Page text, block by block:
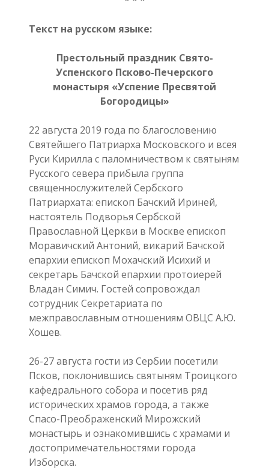
Текст на русском языке:
Престольный праздник Свято-
Успенского Псково-Печерского
монастыря «Успение Пресвятой
Богородицы»
22 августа 2019 года по благословению
Святейшего Патриарха Московского и всея
Руси Кирилла с паломничеством к святыням
Русского севера прибыла группа
священнослужителей Сербского
Патриархата: епископ Бачский Ириней,
настоятель Подворья Сербской
Православной Церкви в Москве епископ
Моравичский Антоний, викарий Бачской
епархии епископ Мохачский Исихий и
секретарь Бачской епархии протоиерей
Владан Симич. Гостей сопровождал
сотрудник Секретариата по
межправославным отношениям ОВЦС А.Ю.
Хошев.
26-27 августа гости из Сербии посетили
Псков, поклонившись святыням Троицкого
кафедрального собора и посетив ряд
исторических храмов города, а также
Спасо-Преображенский Мирожский
монастырь и ознакомившись с храмами и
достопримечательностями города
Изборска.